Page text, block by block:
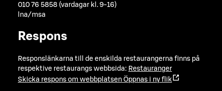
010 76 5858 (vardagar kl. 9-16)
lna/msa
Respons
Responslänkarna till de enskilda restaurangerna finns på
respektive restaurangs webbsida: Restauranger
Skicka respons om webbplatsen Öppnas i ny flik